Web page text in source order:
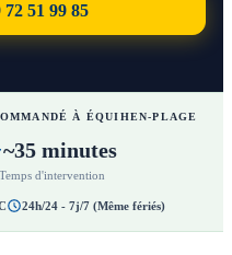
51 99 85
À ÉQUIHEN-PLAGE
~35 minutes
Temps d'intervention
24h/24 - 7j/7 (Même fériés)